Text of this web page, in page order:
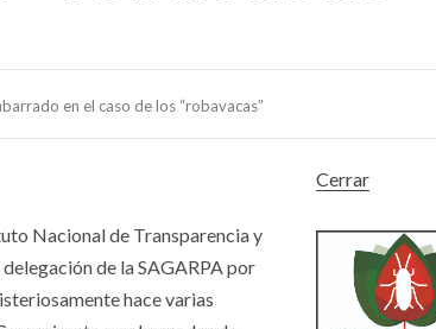
en el caso de los “robavacas”
Nacional de Transparencia y
de la SAGARPA por
hace varias
Cerrar